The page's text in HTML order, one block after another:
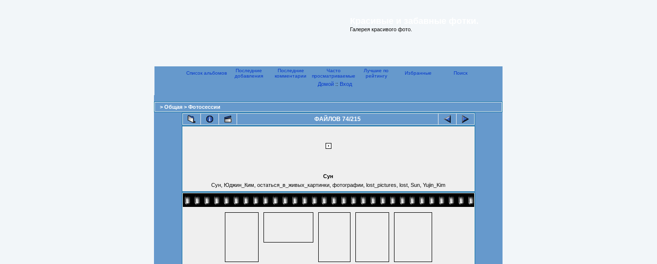
Галерея красивого фото.
Список альбомов
Последние
добавления
Последние
комментарии
Часто
просматриваемые
Лучшие по
рейтингу
Избранные Поиск
Домой :: Вход
> Общая > Фотосессии
ФАЙЛОВ 74/215
Сун
Сун, Юджин_Ким, остаться_в_живых_картинки, фотографии, lost_pictures, lost, Sun, Yujin_Kim